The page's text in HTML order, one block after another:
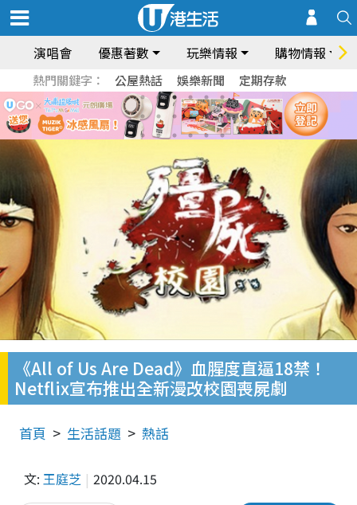
演唱會 優惠著數 玩樂情報 購物情報
熱門關鍵字： 公屋熱話 娛樂新聞 定期存款
《All of Us Are Dead》血腥度直逼18禁！
Netflix宣布推出全新漫改校園喪屍劇
首頁 生活話題 熱話
文: 王庭芝 2020.04.15